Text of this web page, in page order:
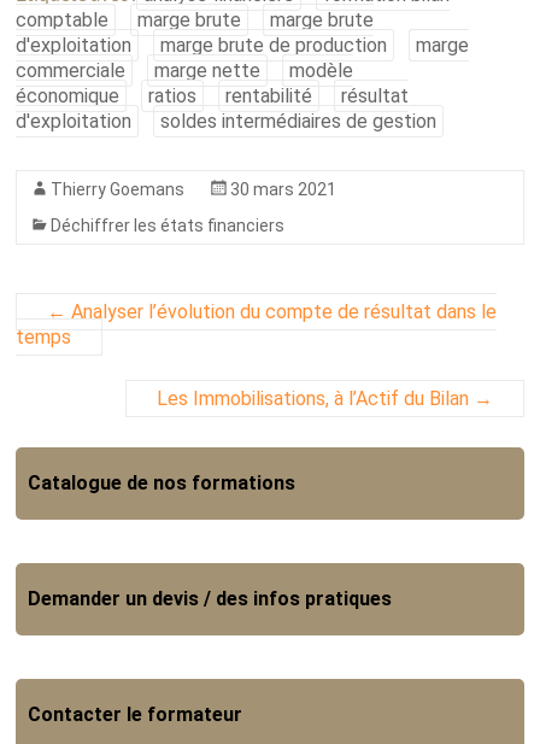
comptable
marge brute
marge brute
d'exploitation
marge brute de production
marge
commerciale
marge nette
modèle
économique
ratios rentabilité
résultat
d'exploitation
soldes intermédiaires de gestion
Thierry Goemans
30 mars 2021
Déchiffrer les états financiers
← Analyser l’évolution du compte de résultat dans le
temps
Les Immobilisations, à l’Actif du Bilan →
Catalogue de nos formations
Demander un devis / des infos pratiques
Contacter le formateur